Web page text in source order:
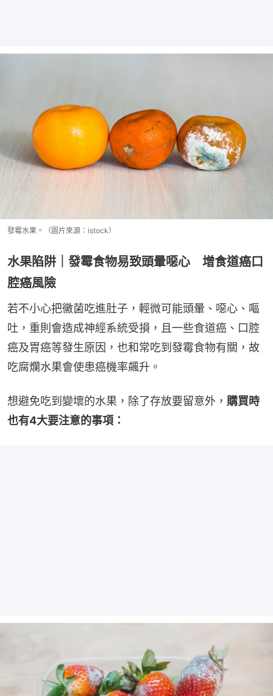
發霉水果。（圖片來源：istock）
水果陷阱｜發霉食物易致頭暈噁心 增食道癌口
腔癌風險
若不小心把黴菌吃進肚子，輕微可能頭暈、噁心、嘔
吐，重則會造成神經系統受損，且一些食道癌、口腔
癌及胃癌等發生原因，也和常吃到發霉食物有關，故
吃腐爛水果會使患癌機率飆升。
想避免吃到變壞的水果，除了存放要留意外， 購買時
也有4大要注意的事項：